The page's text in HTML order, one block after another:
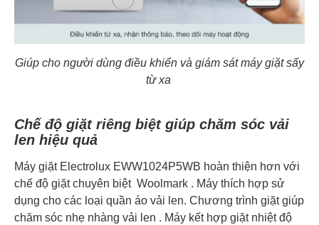
Giúp cho người dùng điều khiển và giám sát máy giặt sấy
từ xa
Chế độ giặt riêng biệt giúp chăm sóc vải
len hiệu quả
Máy giặt Electrolux EWW1024P5WB hoàn thiện hơn với
chế độ giặt chuyên biệt Woolmark . Máy thích hợp sử
dụng cho các loại quần áo vải len. Chương trình giặt giúp
chăm sóc nhẹ nhàng vải len . Máy kết hợp giặt nhiệt độ